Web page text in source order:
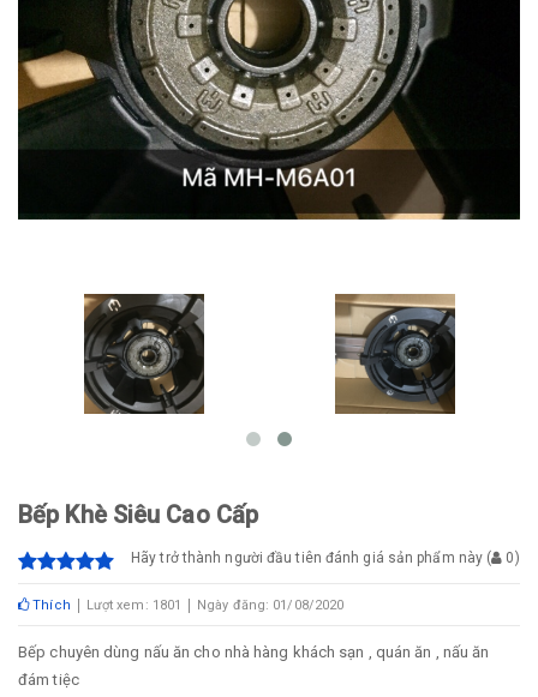
Bếp Khè Siêu Cao Cấp
Hãy trở thành người đầu tiên đánh giá sản phẩm này ( 0)
Thích Lượt xem: 1801 Ngày đăng: 01/08/2020
Bếp chuyên dùng nấu ăn cho nhà hàng khách sạn , quán ăn , nấu ăn
đám tiệc